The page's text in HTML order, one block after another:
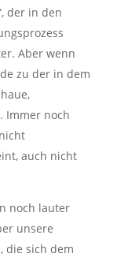
der in den
Aber wenn
zu der in dem
Immer noch
auch nicht
noch lauter
unsere
die sich dem